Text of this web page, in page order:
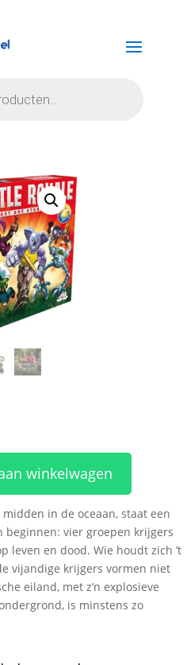
winkelwagen
in de oceaan, staat een
beginnen: vier groepen krijgers
leven en dood. Wie houdt zich ’t
vijandige krijgers vormen niet
eiland, met z’n explosieve
is minstens zo